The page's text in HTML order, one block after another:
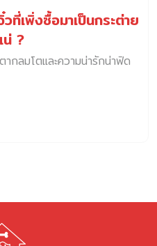
ที่เพิ่งซื้อมาเป็นกระต่าย
น่ ?
กลมโตและความน่ารักน่าฟัด